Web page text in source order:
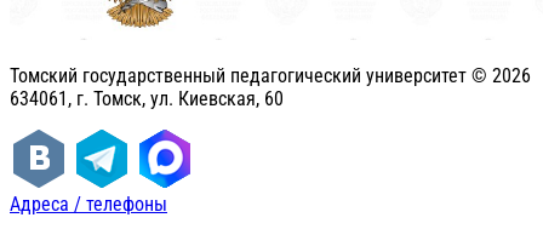
Томский государственный педагогический университет © 2026
634061, г. Томск, ул. Киевская, 60
Адреса / телефоны